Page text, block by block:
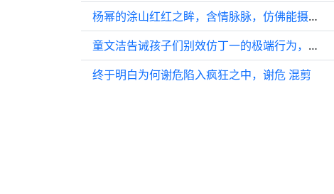
杨幂的涂山红红之眸，含情脉脉，仿佛能摄人心魄
童文洁告诫孩子们别效仿丁一的极端行为，要保持平衡
终于明白为何谢危陷入疯狂之中，谢危 混剪